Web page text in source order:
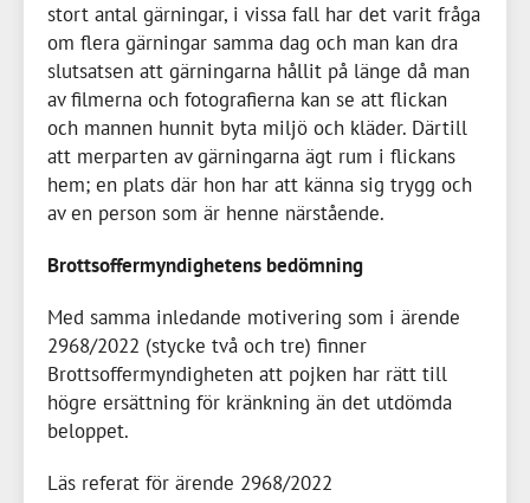
stort antal gärningar, i vissa fall har det varit fråga
om flera gärningar samma dag och man kan dra
slutsatsen att gärningarna hållit på länge då man
av filmerna och fotografierna kan se att flickan
och mannen hunnit byta miljö och kläder. Därtill
att merparten av gärningarna ägt rum i flickans
hem; en plats där hon har att känna sig trygg och
av en person som är henne närstående.
Brottsoffermyndighetens bedömning
Med samma inledande motivering som i ärende
2968/2022 (stycke två och tre) finner
Brottsoffermyndigheten att pojken har rätt till
högre ersättning för kränkning än det utdömda
beloppet.
Läs referat för ärende 2968/2022